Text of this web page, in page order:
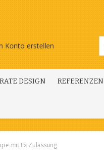
Konto erstellen
DESIGN REFERENZEN
mit Ex Zulassung